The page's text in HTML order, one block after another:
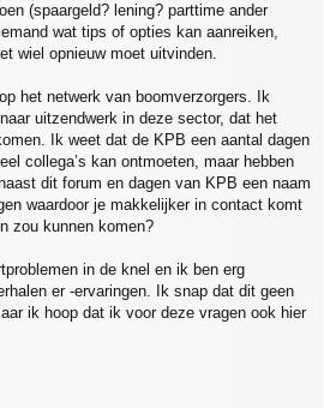
(spaargeld? lening? parttime ander
wat tips of opties kan aanreiken,
wiel opnieuw moet uitvinden.
het netwerk van boomverzorgers. Ik
uitzendwerk in deze sector, dat het
Ik weet dat de KPB een aantal dagen
collega’s kan ontmoeten, maar hebben
dit forum en dagen van KPB een naam
waardoor je makkelijker in contact komt
zou kunnen komen?
in de knel en ik ben erg
er -ervaringen. Ik snap dat dit geen
ik hoop dat ik voor deze vragen ook hier